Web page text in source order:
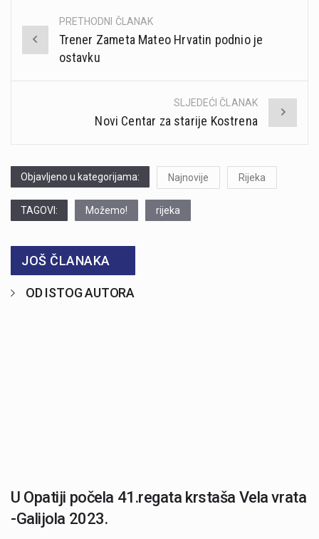
Post
navigation
PRETHODNI ČLANAK
Trener Zameta Mateo Hrvatin podnio je
ostavku
SLJEDEĆI ČLANAK
Novi Centar za starije Kostrena
Objavljeno u kategorijama: Najnovije Rijeka
TAGOVI: Možemo! rijeka
JOŠ ČLANAKA
OD ISTOG AUTORA
U Opatiji počela 41.regata krstaša Vela vrata
-Galijola 2023.